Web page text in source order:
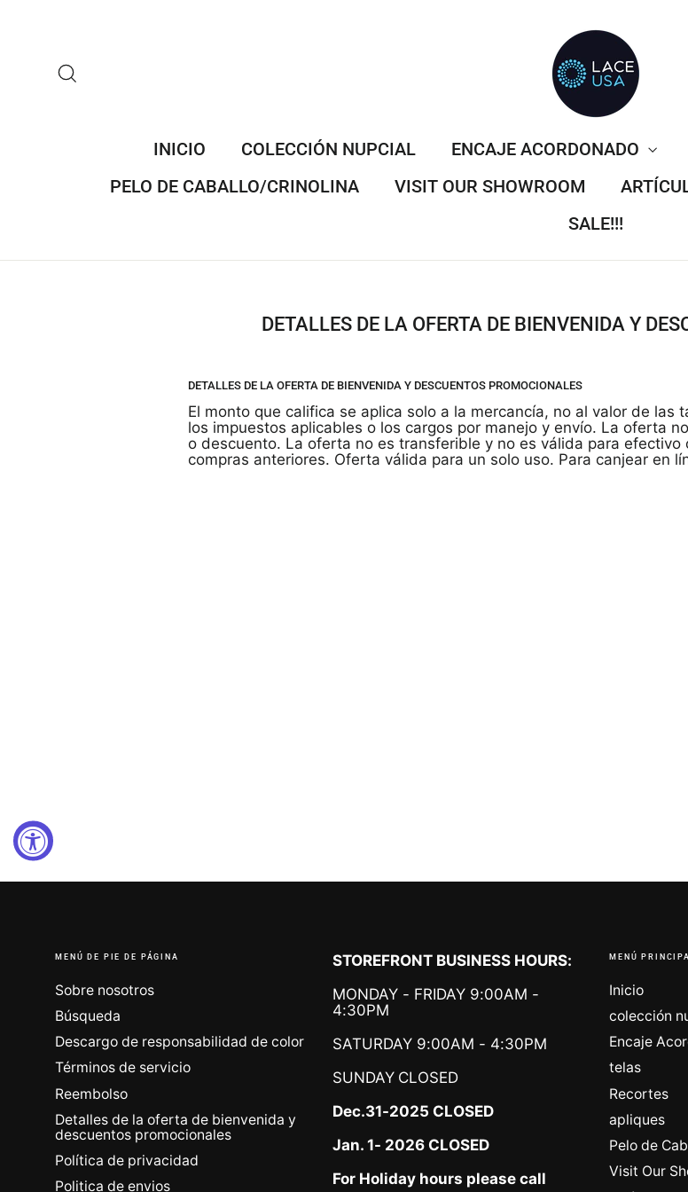
INICIO COLECCIÓN NUPCIAL ENCAJE ACORDONADO
PELO DE CABALLO/CRINOLINA
VISIT OUR SHOWROOM
SALE!!!
DETALLES DE LA OFERTA DE BIENVENIDA Y
DETALLES DE LA OFERTA DE BIENVENIDA Y DESCUENTOS PROMOCIONALES
El monto que califica se aplica solo a la mercancía, no al valor de las
los impuestos aplicables o los cargos por manejo y envío. La oferta
o descuento. La oferta no es transferible y no es válida para
compras anteriores. Oferta válida para un solo uso. Para canjear en
MENÚ DE PIE DE PÁGINA
Sobre nosotros
Búsqueda
Descargo de responsabilidad de color
Términos de servicio
Reembolso
Detalles de la oferta de bienvenida y
descuentos promocionales
Política de privacidad
Politica de envios
STOREFRONT BUSINESS HOURS:
MONDAY - FRIDAY 9:00AM -
4:30PM
SATURDAY 9:00AM - 4:30PM
SUNDAY CLOSED
Dec.31-2025 CLOSED
Jan. 1- 2026 CLOSED
For Holiday hours please call
MENÚ
Inicio
colección
Encaje
telas
Recortes
apliques
Pelo de
Visit Our